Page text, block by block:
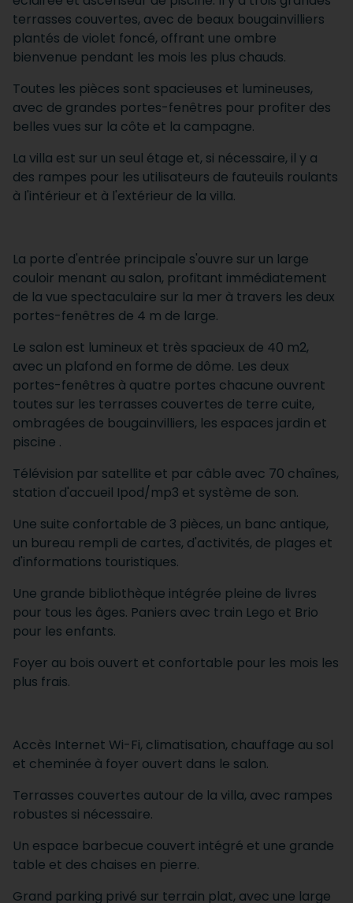
terrasses couvertes, avec de beaux bougainvilliers
plantés de violet foncé, offrant une ombre
bienvenue pendant les mois les plus chauds.
Toutes les pièces sont spacieuses et lumineuses,
avec de grandes portes-fenêtres pour profiter des
belles vues sur la côte et la campagne.
La villa est sur un seul étage et, si nécessaire, il y a
des rampes pour les utilisateurs de fauteuils roulants
à l'intérieur et à l'extérieur de la villa.
La porte d'entrée principale s'ouvre sur un large
couloir menant au salon, profitant immédiatement
de la vue spectaculaire sur la mer à travers les deux
portes-fenêtres de 4 m de large.
Le salon est lumineux et très spacieux de 40 m2,
avec un plafond en forme de dôme. Les deux
portes-fenêtres à quatre portes chacune ouvrent
toutes sur les terrasses couvertes de terre cuite,
ombragées de bougainvilliers, les espaces jardin et
piscine .
Télévision par satellite et par câble avec 70 chaînes,
station d'accueil Ipod/mp3 et système de son.
Une suite confortable de 3 pièces, un banc antique,
un bureau rempli de cartes, d'activités, de plages et
d'informations touristiques.
Une grande bibliothèque intégrée pleine de livres
pour tous les âges. Paniers avec train Lego et Brio
pour les enfants.
Foyer au bois ouvert et confortable pour les mois les
plus frais.
Accès Internet Wi-Fi, climatisation, chauffage au sol
et cheminée à foyer ouvert dans le salon.
Terrasses couvertes autour de la villa, avec rampes
robustes si nécessaire.
Un espace barbecue couvert intégré et une grande
table et des chaises en pierre.
Grand parking privé sur terrain plat, avec une large